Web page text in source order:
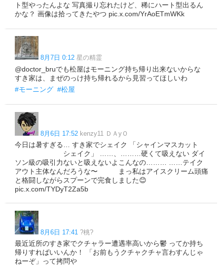
ト型やったんよな 写真撮り忘れたけど、稀にハート型出るん
かな？ 画像は拾ってきたやつ pic.x.com/YrAoETmWKk
8月7日 0:12 星の精霊
@doctor_bruでも松屋はモーニング持ち帰り出来ないからな
すき家は、まぜのっけ持ち帰れるから見習ってほしいわ
#モーニング #松屋
8月6日 17:52 kenzy11 ＤＡyＯ
今日は暑すぎる… すき家でシェイク 「シャインマスカット
シェイク」 ……、………硬くて吸えない ダイ
ソン級の吸引力ないと吸えないよこんなの……… ……テイク
アウト主体なんだろうな〜 まっ私はアイスクリーム頭痛
と格闘しながらスプーンで完食しました😊
pic.x.com/TYDyT2Za5b
8月6日 17:41 ?桃?
最近近所のすき家でクチャラー遭遇率高いから鬱 ってか持ち
帰りすればいいんか！ 「お前もうクチャクチャ言わすんじゃ
ねーぞ」って拷問や